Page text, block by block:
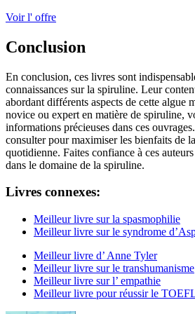
Voir l' offre
Conclusion
En conclusion, ces livres sont
connaissances sur la spiruline. Leur
abordant différents aspects de cette algue
novice ou expert en matière de spiruline,
informations précieuses dans ces
consulter pour maximiser les bienfaits de
quotidienne. Faites confiance à ces
dans le domaine de la spiruline.
Livres connexes:
Meilleur livre sur la spasmophilie
Meilleur livre sur le syndrome
Meilleur livre d’ Anne Tyler
Meilleur livre sur le transhumanisme
Meilleur livre sur l’ empathie
Meilleur livre pour réussir le